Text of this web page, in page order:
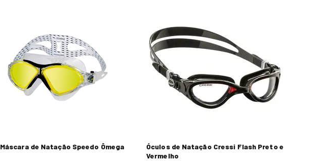
Máscara de Natação Speedo Ômega
Óculos de Natação Cressi Flash Preto e
Vermelho